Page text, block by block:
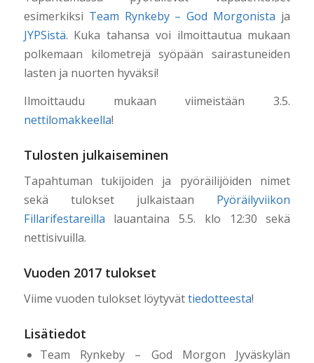
esimerkiksi Team Rynkeby – God Morgonista ja
JYPSistä. Kuka tahansa voi ilmoittautua mukaan
polkemaan kilometrejä syöpään sairastuneiden
lasten ja nuorten hyväksi!
Ilmoittaudu mukaan viimeistään 3.5.
nettilomakkeella!
Tulosten julkaiseminen
Tapahtuman tukijoiden ja pyöräilijöiden nimet
sekä tulokset julkaistaan Pyöräilyviikon
Fillarifestareilla lauantaina 5.5. klo 12:30 sekä
nettisivuilla.
Vuoden 2017 tulokset
Viime vuoden tulokset löytyvättiedotteesta!
Lisätiedot
Team Rynkeby – God Morgon Jyväskylän